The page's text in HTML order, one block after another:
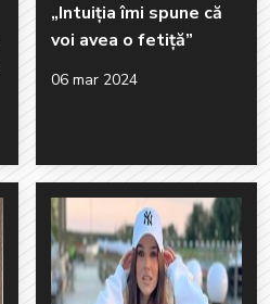
„Intuiția îmi spune că
voi avea o fetiță”
06 mar 2024